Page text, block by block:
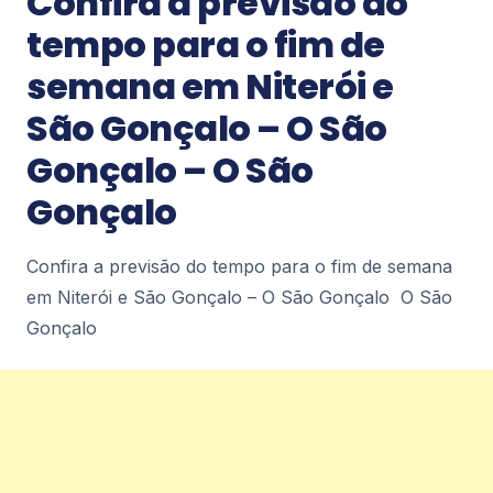
Petrópolis Diário de Petrópolis
2
Notícias
Últimos dias para adesão ao Regularize
– Diário de Petrópolis
Últimos dias para adesão ao Regularize Diário de
2
Notícias
Prefeitura amplia rede de contentoras e
equipamentos em Petrópolis – Diário de
tempo para o fim de
semana em Niterói e
São Gonçalo – O São
Gonçalo – O São
Gonçalo
Confira a previsão do tempo para o fim de semana
em Niterói e São Gonçalo – O São Gonçalo O São
Gonçalo